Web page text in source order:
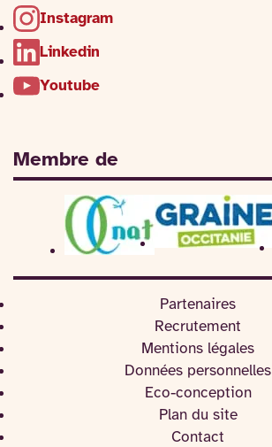
Instagram
Linkedin
Youtube
Membre de
Partenaires
Recrutement
Mentions légales
Données personnelles
Eco-conception
Plan du site
Contact